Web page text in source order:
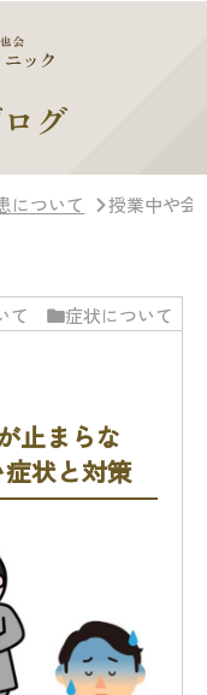
グ
について 授業中や会
て 症状について
止まらな
状と対策